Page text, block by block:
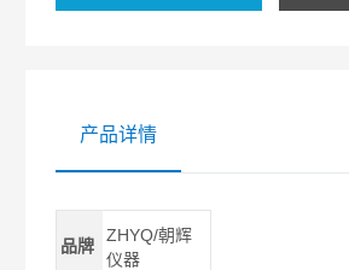
产品详情
品牌
ZHYQ/朝辉
仪器